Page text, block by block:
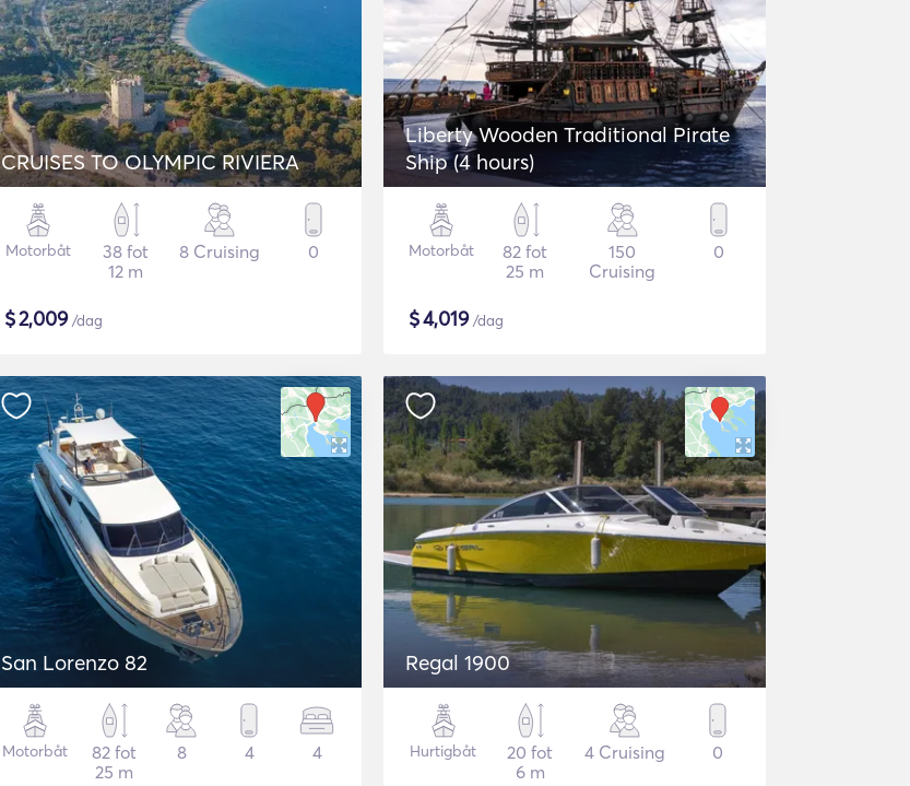
CRUISES TO OLYMPIC RIVIERA
Motorbåt
38 fot
12 m
8 Cruising 0
$2,009/dag
Liberty Wooden Traditional Pirate
Ship (4 hours)
Motorbåt
82 fot
25 m
150
Cruising
0
$4,019/dag
San Lorenzo 82
Motorbåt
82 fot
25 m
8 4 4
Regal 1900
Hurtigbåt
20 fot
6 m
4 Cruising 0